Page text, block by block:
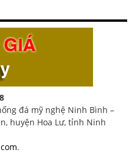
đá mỹ nghệ Ninh Bình –
huyện Hoa Lư, tỉnh Ninh
.